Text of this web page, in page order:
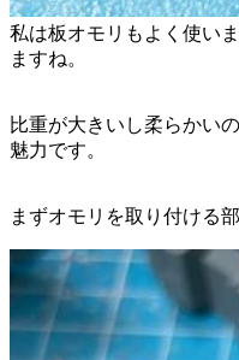
私は板オモリもよく使い
ますね。
比重が大きいし柔らかい
魅力です。
まずオモリを取り付ける